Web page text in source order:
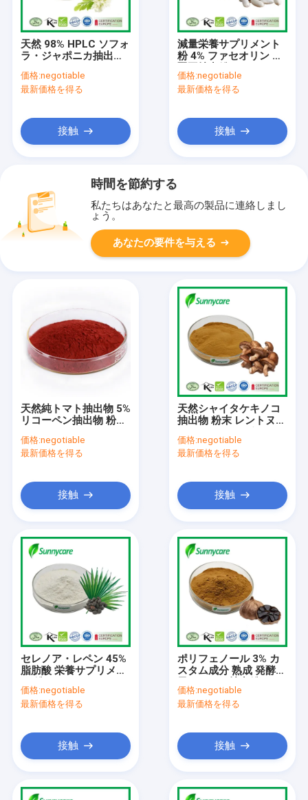
天然 98% HPLC ソフォ
ラ・ジャポニカ抽出粉
117-39-5
価格:negotiable
最新価格を得る
接触
減量栄養サプリメント
粉 4% ファセオリン 白
価格:negotiable
最新価格を得る
接触
時間を節約する
私たちはあなたと最高の製品に連絡しまし
ょう。
あなたの要件を与える
天然純トマト抽出物 5%
リコーペン抽出物 粉末
価格:negotiable
最新価格を得る
接触
天然シャイタケキノコ
抽出物 粉末 レントヌス
リド
価格:negotiable
最新価格を得る
接触
セレノア・レペン 45%
脂肪酸 栄養サプリメン
抽出粉
価格:negotiable
最新価格を得る
接触
ポリフェノール 3% カ
スタム成分 熟成 発酵
価格:negotiable
最新価格を得る
接触